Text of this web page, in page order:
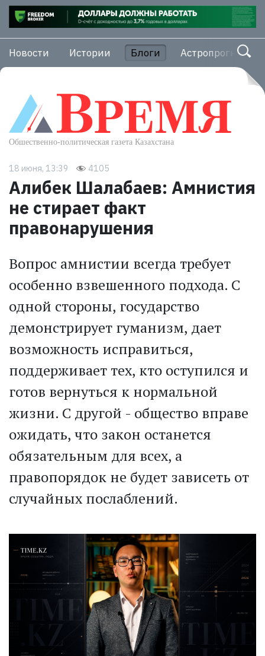
Новости Истории Блоги Астропрогноз
18 июня, 13:39 4105
Алибек Шалабаев: Амнистия
не стирает факт
правонарушения
Вопрос амнистии всегда требует
особенно взвешенного подхода. С
одной стороны, государство
демонстрирует гуманизм, дает
возможность исправиться,
поддерживает тех, кто оступился и
готов вернуться к нормальной
жизни. С другой - общество вправе
ожидать, что закон останется
обязательным для всех, а
правопорядок не будет зависеть от
случайных послаблений.